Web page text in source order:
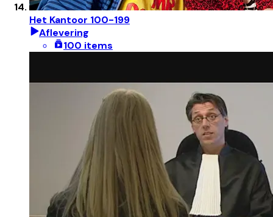
Het Kantoor 100-199
Aflevering
100 items